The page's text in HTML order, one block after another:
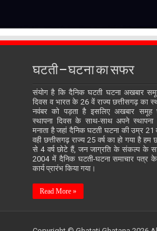
घटती – घटना का सफर
संयोग है कि दैनिक घटती घटना अखबार
दिवस व भारत के 26 वें राज्य छत्तीसगढ़ का
नवंबर को पड़ता है इसलिए अखबार समूह
स्थापना दिवस के साथ-साथ अपने स्थापना
मनाता है जहां दैनिक घटती घटना की उम्र 21
वही छत्तीसगढ़ राज्य 25 वर्ष का हो गया है हम
से 4 वर्ष छोटे हैं, जन जाग्रति के संकल्प के
2004 में दैनिक घटती-घटना समाचार पत्र
कार्य प्रारंभ किया गया।
Read More »